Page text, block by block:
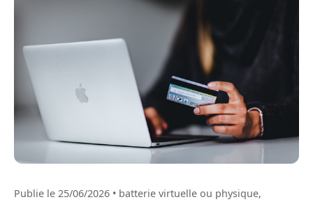
Publie le 25/06/2026 • batterie virtuelle ou physique,